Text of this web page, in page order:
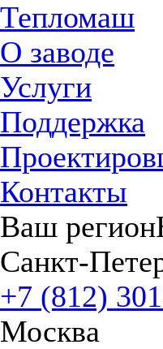
Тепломаш
О заводе
Услуги
Поддержка
Контакты
Ваш регион
Санкт-
+7 (812)
Москва